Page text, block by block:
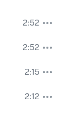
2:52
2:52
2:15
2:12